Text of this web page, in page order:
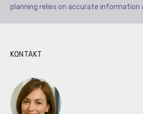
planning relies on accurate information
KONTAKT